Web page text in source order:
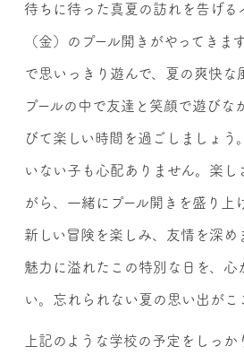
待ちに待った真夏の訪れを告げる
（金）のプール開きがやってきま
で思いっきり遊んで、夏の爽快な
プールの中で友達と笑顔で遊びな
びて楽しい時間を過ごしましょう
いない子も心配ありません。楽し
がら、一緒にプール開きを盛り上
新しい冒険を楽しみ、友情を深め
魅力に溢れたこの特別な日を、心
い。忘れられない夏の思い出がこ
上記のような学校の予定をしっ